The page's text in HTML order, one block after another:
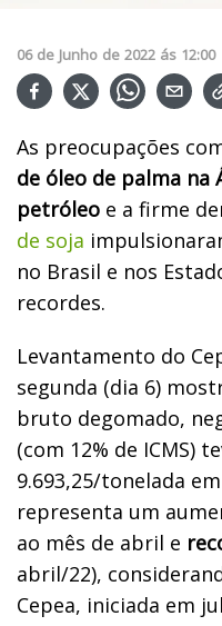
06 de Junho de 2022 ás 12:00
As preocupações
de óleo de palma na
petróleo e a firme
de soja
no Brasil e nos
recordes.
Levantamento do
segunda (dia 6)
bruto degomado,
(com 12% de ICMS)
9.693,25/tonelada
representa um
ao mês de abril e
abril/22),
Cepea, iniciada em